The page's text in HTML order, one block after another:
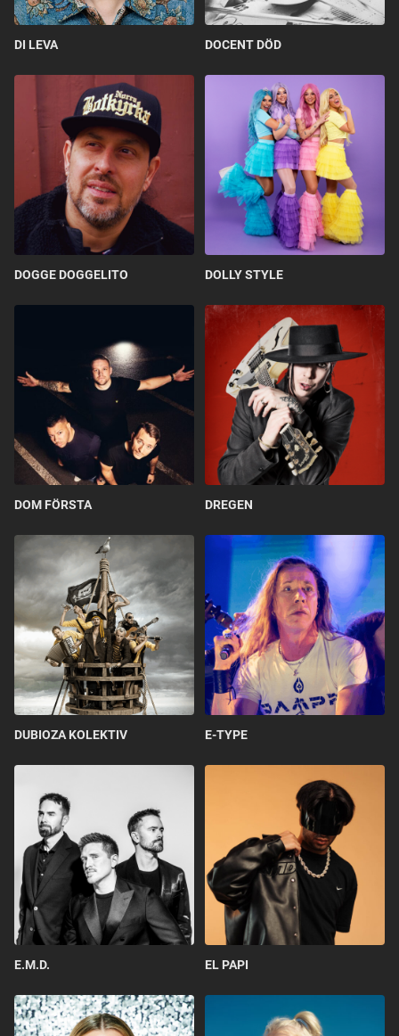
DI LEVA DOCENT DÖD
DOGGE DOGGELITO DOLLY STYLE
DOM FÖRSTA DREGEN
DUBIOZA KOLEKTIV E-TYPE
E.M.D. EL PAPI